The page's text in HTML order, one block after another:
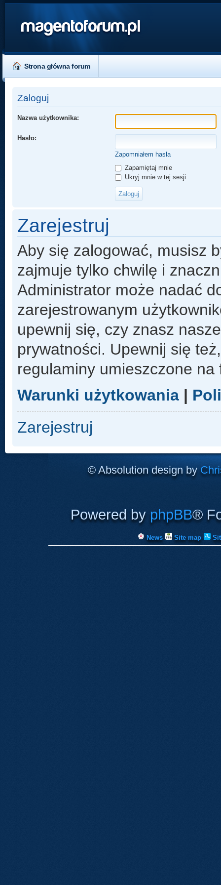
magentoforum.pl
Strona główna forum
Zaloguj
Nazwa użytkownika:
Hasło:
Zapomniałem hasła
Zapamiętaj mnie
Ukryj mnie w tej sesji
Zarejestruj
Aby się zalogować, musisz
zajmuje tylko chwilę i
Administrator może nadać
zarejestrowanym
upewnij się, czy znasz
prywatności. Upewnij się
regulaminy umieszczone na
Warunki użytkowania |
Zarejestruj
© Absolution design by
Powered by phpBB®
News Site map